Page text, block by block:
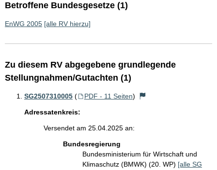
Betroffene Bundesgesetze (1)
EnWG 2005 [alle RV hierzu]
Zu diesem RV abgegebene grundlegende
Stellungnahmen/Gutachten (1)
SG2507310005 ( PDF - 11 Seiten)
Adressatenkreis:
Versendet am 25.04.2025 an:
Bundesregierung
Bundesministerium für Wirtschaft und
Klimaschutz (BMWK) (20. WP) [alle SG